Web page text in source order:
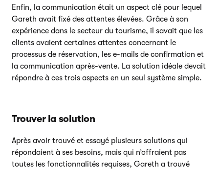
Enfin, la communication était un aspect clé pour lequel
Gareth avait fixé des attentes élevées. Grâce à son
expérience dans le secteur du tourisme, il savait que les
clients avaient certaines attentes concernant le
processus de réservation, les e-mails de confirmation et
la communication après-vente. La solution idéale devait
répondre à ces trois aspects en un seul système simple.
Trouver la solution
Après avoir trouvé et essayé plusieurs solutions qui
répondaient à ses besoins, mais qui n’offraient pas
toutes les fonctionnalités requises, Gareth a trouvé